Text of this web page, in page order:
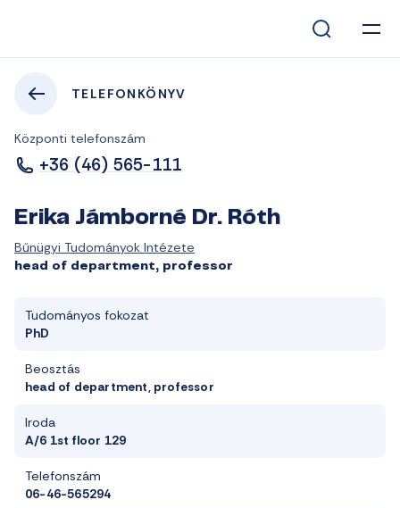
TELEFONKÖNYV
Központi telefonszám
+36 (46) 565-111
Erika Jámborné Dr. Róth
Bűnügyi Tudományok Intézete
head of department, professor
Tudományos fokozat
PhD
Beosztás
head of department, professor
Iroda
A/6 1st floor 129
Telefonszám
06-46-565294